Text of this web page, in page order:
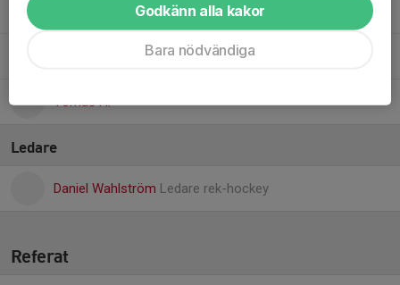
Tomas H.
Ledare
Daniel Wahlström Ledare rek-hockey
Referat
Godkänn alla kakor
Bara nödvändiga